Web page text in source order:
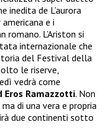
inedita de L’aurora
e i
romano. L’Ariston si
internazionale che
del Festival della
le riserve,
vedrà come
Eros Ramazzotti. Non
di una vera e propria
due continenti sotto